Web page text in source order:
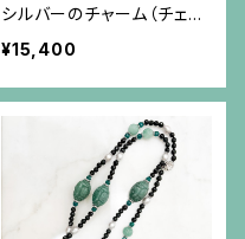
シルバーのチャーム（チェー
ン別）
¥15,400